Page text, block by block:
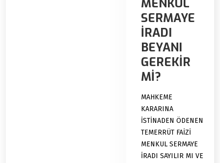
MENKUL
SERMAYE
İRADI
BEYANI
GEREKİR
Mİ?
MAHKEME
KARARINA
İSTİNADEN ÖDENEN
TEMERRÜT FAİZİ
MENKUL SERMAYE
İRADI SAYILIR MI VE